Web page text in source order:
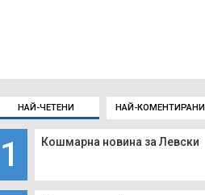
НАЙ-ЧЕТЕНИ НАЙ-КОМЕНТИРАНИ
1 Кошмарна новина за Левски